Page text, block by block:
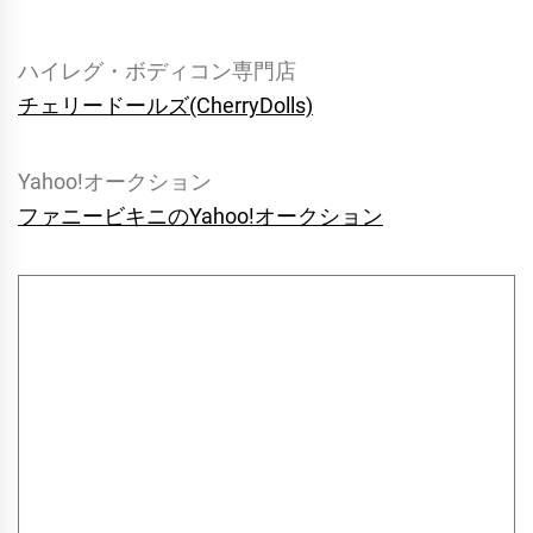
ハイレグ・ボディコン専門店
チェリードールズ(CherryDolls)
Yahoo!オークション
ファニービキニのYahoo!オークション